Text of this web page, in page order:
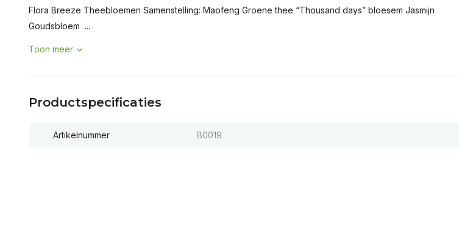
Flora Breeze Theebloemen Samenstelling: Maofeng Groene thee “Thousand days” bloesem Jasmijn
Goudsbloem ...
Toon meer
Productspecificaties
Artikelnummer B0019